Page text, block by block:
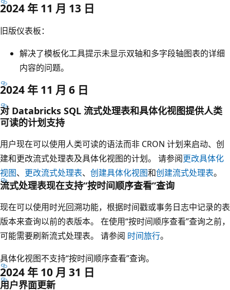
2024 年 11 月 13 日
旧版仪表板：
解决了模板化工具提示未显示双轴和多字段轴图表的详细
内容的问题。
2024 年 11 月 6 日
对 Databricks SQL 流式处理表和具体化视图提供人类
可读的计划支持
用户现在可以使用人类可读的语法而非 CRON 计划来启动、创
建和更改流式处理表及具体化视图的计划。 请参阅更改具体化
视图、 更改流式处理表、 创建具体化视图和创建流式处理表。
流式处理表现在支持“按时间顺序查看”查询
现在可以使用时光回溯功能，根据时间戳或事务日志中记录的表
版本来查询以前的表版本。 在使用“按时间顺序查看”查询之前，
可能需要刷新流式处理表。 请参阅 时间旅行。
具体化视图不支持“按时间顺序查看”查询。
2024 年 10 月 31 日
用户界面更新